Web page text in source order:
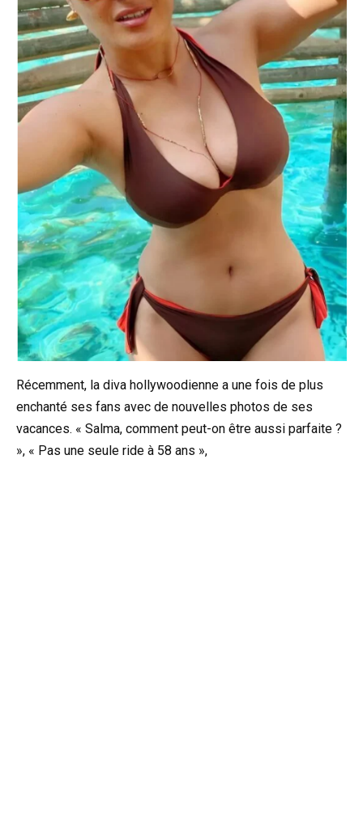
Récemment, la diva hollywoodienne a une fois de plus
enchanté ses fans avec de nouvelles photos de ses
vacances. « Salma, comment peut-on être aussi parfaite ?
», « Pas une seule ride à 58 ans »,